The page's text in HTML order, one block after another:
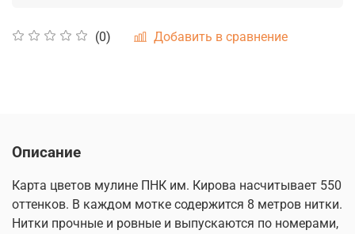
(0) Добавить в сравнение
Описание
Карта цветов мулине ПНК им. Кирова насчитывает 550
оттенков. В каждом мотке содержится 8 метров нитки.
Нитки прочные и ровные и выпускаются по номерами,